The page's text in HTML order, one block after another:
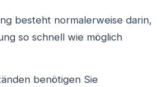
besteht normalerweise darin,
so schnell wie möglich
benötigen Sie